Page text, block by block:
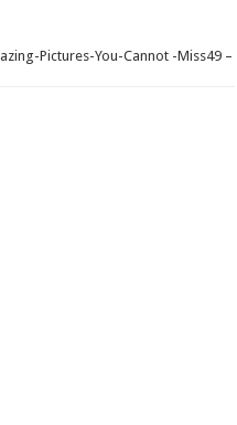
Pictures-You-Cannot -Miss49 –